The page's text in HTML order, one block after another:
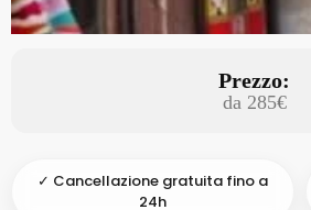
Prezzo:
da 285€
✓ Cancellazione gratuita fino a
24h